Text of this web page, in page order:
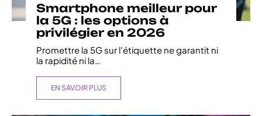
Smartphone meilleur pour
la 5G : les options à
privilégier en 2026
Promettre la 5G sur l'étiquette ne garantit ni
la rapidité ni la…
EN SAVOIR PLUS